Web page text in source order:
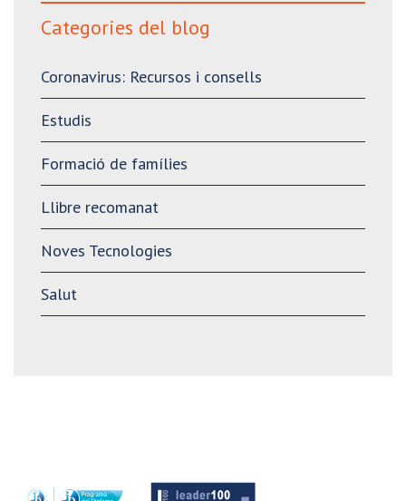
Categories del blog
Coronavirus: Recursos i consells
Estudis
Formació de famílies
Llibre recomanat
Noves Tecnologies
Salut